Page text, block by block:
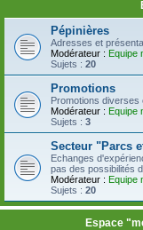
Pépinières
Adresses et
Modérateur : Equipe
Sujets : 20
Promotions
Promotions
Modérateur : Equipe
Sujets : 3
Secteur "Parcs
Echanges
pas des possibilités
Modérateur : Equipe
Sujets : 20
Espace